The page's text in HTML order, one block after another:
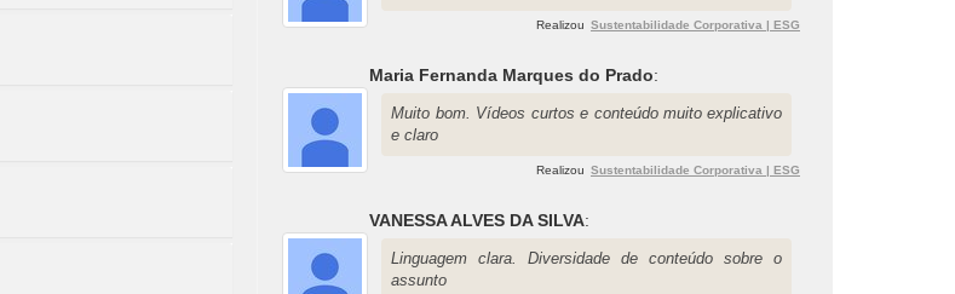
Realizou Sustentabilidade Corporativa | ESG
Maria Fernanda Marques do Prado:
Muito bom. Vídeos curtos e conteúdo muito explicativo
e claro
Realizou Sustentabilidade Corporativa | ESG
VANESSA ALVES DA SILVA:
Linguagem clara. Diversidade de conteúdo sobre o
assunto